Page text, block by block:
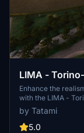
LIMA -
Agnelli")
Enhance the
with the LIMA -
by erasam. This
adjustments, grass
heliport. Take your
by Tatami
5.0